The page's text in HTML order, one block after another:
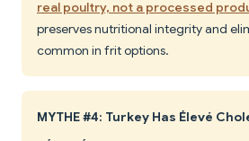
real poultry, not a processed
preserves nutritional integrity and
common in frit options.
MYTHE #4: Turkey Has Élevé